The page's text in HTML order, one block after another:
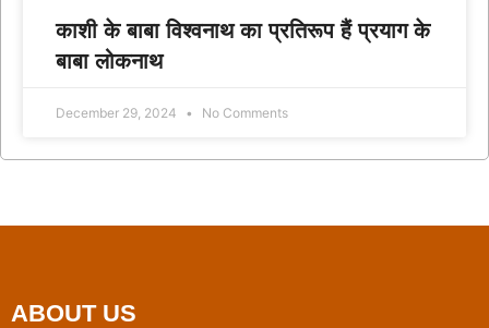
काशी के बाबा विश्वनाथ का प्रतिरूप हैं प्रयाग के
बाबा लोकनाथ
December 29, 2024 No Comments
ABOUT US